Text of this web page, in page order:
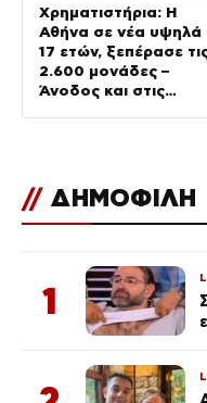
Χρηματιστήρια: Η
Αθήνα σε νέα υψηλά
17 ετών, ξεπέρασε
2.600 μονάδες –
Άνοδος και στις
// ΔΗΜΟΦΙΛΗ
1